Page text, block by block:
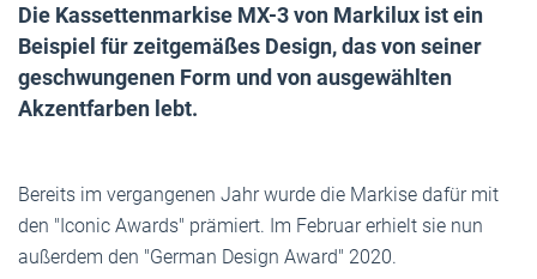
Die Kassettenmarkise MX-3 von Markilux ist ein
Beispiel für zeitgemäßes Design, das von seiner
geschwungenen Form und von ausgewählten
Akzentfarben lebt.
Bereits im vergangenen Jahr wurde die Markise dafür mit
den "Iconic Awards" prämiert. Im Februar erhielt sie nun
außerdem den "German Design Award" 2020.